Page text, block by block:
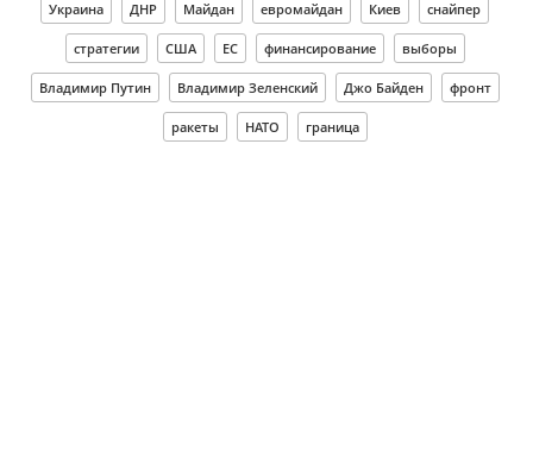
Украина ДНР Майдан евромайдан Киев снайпер
стратегии США ЕС финансирование выборы
Владимир Путин Владимир Зеленский Джо Байден фронт
ракеты НАТО граница